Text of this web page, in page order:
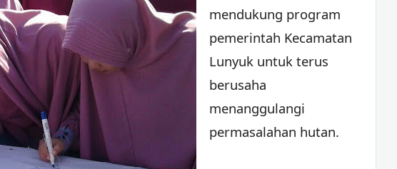
mendukung program
pemerintah Kecamatan
Lunyuk untuk terus
berusaha
menanggulangi
permasalahan hutan.